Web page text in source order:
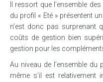
Il ressort que l’ensemble
du profil « Eté » présentent
n’est donc pas surprenant
coûts de gestion bien
gestion pour les
Au niveau de l’ensemble du
même s’il est relativement